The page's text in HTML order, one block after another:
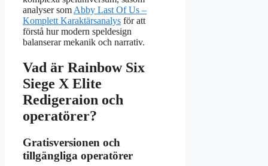
analyser som Abby Last Of Us –
Komplett Karaktärsanalys för att
förstå hur modern speldesign
balanserar mekanik och narrativ.
Vad är Rainbow Six
Siege X Elite
Redigeraion och
operatörer?
Gratisversionen och
tillgängliga operatörer